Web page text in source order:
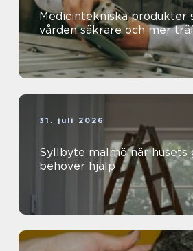
Medicintekniska produkter
vården säkrare och mer
31. juli 2026
Syllbyte malmö när husets grund
behöver hjälp